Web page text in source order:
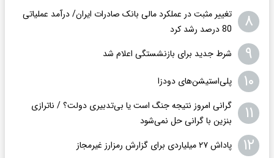
۸
تغییر مثبت در عملکرد مالی بانک صادرات ایران/ درآمد عملیاتی
80 درصد رشد کرد
۹ شرط جدید برای بازنشستگی اعلام شد
۱۰ پلی‌استیشن‌های دودزا
۱۱
گرانی امروز نتیجه جنگ است یا بی‌تدبیری دولت؟ / ناترازی
بنزین با گرانی حل نمی‌شود
۱۲ پاداش ۲۷ میلیاردی برای گزارش رمزارز غیرمجاز